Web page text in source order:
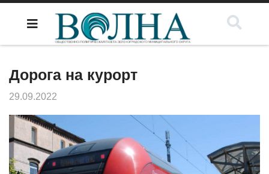
Дорога на курорт
29.09.2022